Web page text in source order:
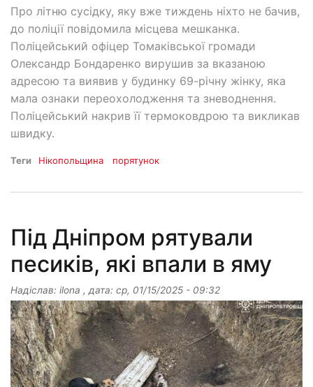
Про літню сусідку, яку вже тиждень ніхто не бачив,
до поліції повідомила місцева мешканка.
Поліцейський офіцер Томаківської громади
Олександр Бондаренко вирушив за вказаною
адресою та виявив у будинку 69-річну жінку, яка
мала ознаки переохолодження та зневоднення.
Поліцейський накрив її термоковдрою та викликав
швидку.
Теги Нікопольщина порятунок
Під Дніпром рятували
песиків, які впали в яму
Надіслав: ilona , дата: ср, 01/15/2025 - 09:32